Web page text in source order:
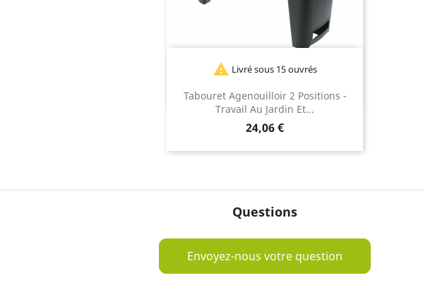
Tabouret Agenouilloir 2 Positions -
Travail Au Jardin Et...
Prix
24,06 €
 Livré sous 15 ouvrés
Questions
Envoyez-nous votre question